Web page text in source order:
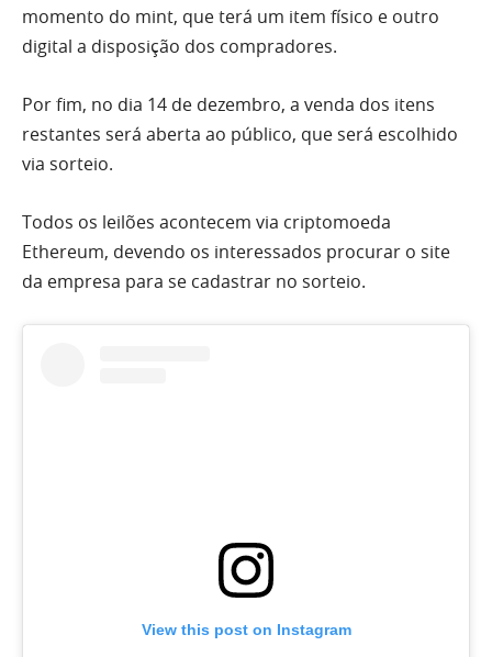
momento do mint, que terá um item físico e outro
digital a disposição dos compradores.
Por fim, no dia 14 de dezembro, a venda dos itens
restantes será aberta ao público, que será escolhido
via sorteio.
Todos os leilões acontecem via criptomoeda
Ethereum, devendo os interessados procurar o site
da empresa para se cadastrar no sorteio.
View this post on Instagram